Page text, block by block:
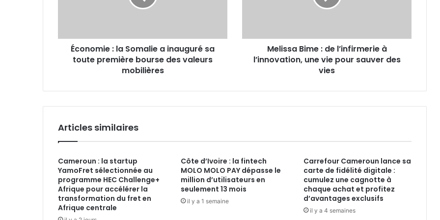
première
bourseÉconomie : la Somalie a inauguré sa
toute première bourse des valeurs
mobilières
vie
sauver
Melissa Bime : de l’infirmerie à
l’innovation, une vie pour sauver des
vies
Articles similaires
Cameroun : la startup
YamoFret sélectionnée au
programme HEC Challenge+
Afrique pour accélérer la
transformation du fret en
Afrique centrale
Côte d’Ivoire : la fintech
MOLO MOLO PAY dépasse le
million d’utilisateurs en
seulement 13 mois
il y a 1 semaine
Carrefour Cameroun lance sa
carte de fidélité digitale :
cumulez une cagnotte à
chaque achat et profitez
d’avantages exclusifs
il y a 4 semaines